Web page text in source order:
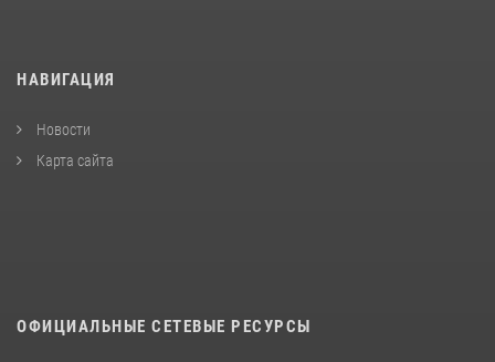
НАВИГАЦИЯ
Новости
Карта сайта
ОФИЦИАЛЬНЫЕ СЕТЕВЫЕ РЕСУРСЫ